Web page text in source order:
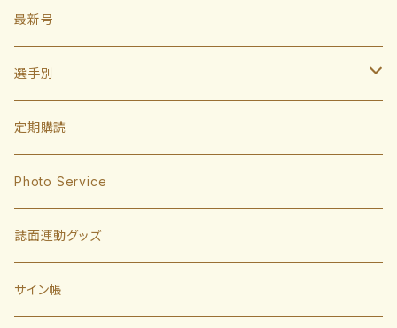
最新号
選手別
投手
東浜巨
有原航平
捕手
甲斐拓也
海野隆司
内野手
川瀬晃
外野手
定期購読
Photo Service
誌面連動グッズ
サイン帳